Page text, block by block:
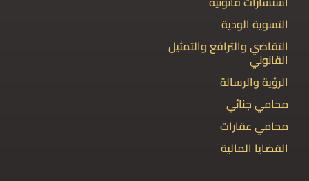
التسوية الودية
التقاضي والترافع والتمثيل
القانوني
الرؤية والرسالة
محامي جنائي
محامي عقارات
القضايا المالية